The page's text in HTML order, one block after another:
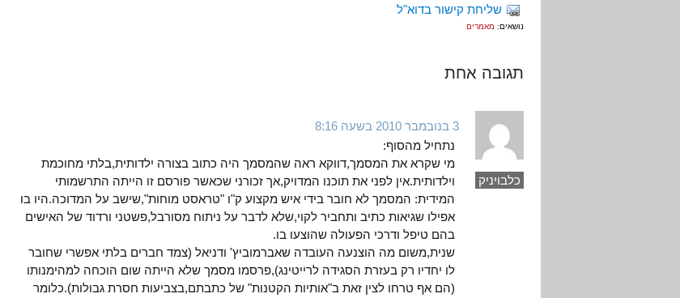
שליחת קישור בדוא"ל
נושאים: מאמרים
תגובה אחת
כלבויניק
3 בנובמבר 2010 בשעה 8:16
נתחיל מהסוף:
מי שקרא את המסמך,דווקא ראה שהמסמך היה כתוב בצורה ילדותית,בלתי מחוכמת
וילדותית.אין לפני את תוכנו המדויק,אך זכורני שכאשר פורסם זו הייתה התרשמותי
המידית: המסמך לא חובר בידי איש מקצוע ק"ו "טראסט מוחות",שישב על המדוכה.היו בו
אפילו שגיאות כתיב ותחביר לקוי,שלא לדבר על ניתוח מסורבל,פשטני ורדוד של האישים
בהם טיפל ודרכי הפעולה שהוצעו בו.
שנית,משום מה הוצנעה העובדה שאברמוביץ' ודניאל (צמד חברים בלתי אפשרי שחובר
לו יחדיו רק בעזרת הסגידה לרייטינג),פרסמו מסמך שלא הייתה שום הוכחה למהימנותו
(הם אף טרחו לצין זאת ב"אותיות הקטנות" של כתבתם,בצביעות חסרת גבולות).כלומר